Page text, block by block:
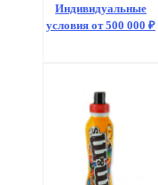
Индивидуальные
условия от 500 000 ₽